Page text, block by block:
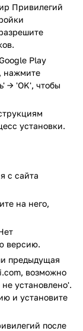
авиа и
комфортным и
шиномонтаж
системы
АЗС.
20% на
бонус
спектр
позволяет
но и
Будь то
или
все
Если вы
«Мир
по всем
Привилегий
Play
нажмите
→ 'OK', чтобы
установки.
с сайта
на него,
версию.
предыдущая
возможно
установлено'.
и установите
после